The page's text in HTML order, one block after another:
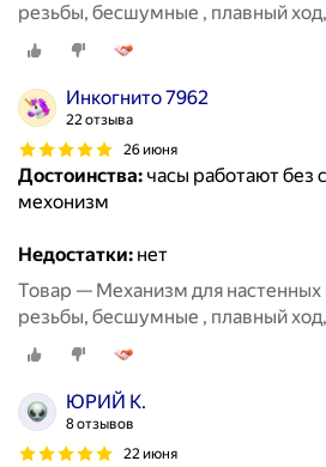
резьбы, бесшумные , плавный
класса, размер 8мм
Инкогнито 7962
22 отзыва
26 июня
Достоинства: часы работают без
мехонизм
Недостатки: нет
Товар — Механизм для настенных
резьбы, бесшумные , плавный
класса, размер 8мм
ЮРИЙ К.
8 отзывов
22 июня